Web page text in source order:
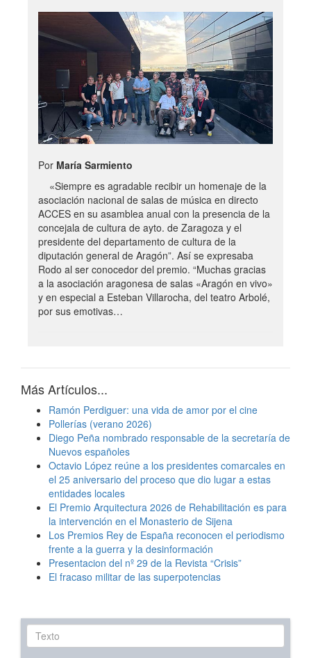
Por María Sarmiento
«Siempre es agradable recibir un homenaje de la
asociación nacional de salas de música en directo
ACCES en su asamblea anual con la presencia de la
concejala de cultura de ayto. de Zaragoza y el
presidente del departamento de cultura de la
diputación general de Aragón”. Así se expresaba
Rodo al ser conocedor del premio. “Muchas gracias
a la asociación aragonesa de salas «Aragón en vivo»
y en especial a Esteban Villarocha, del teatro Arbolé,
por sus emotivas…
Más Artículos...
Ramón Perdiguer: una vida de amor por el cine
Pollerías (verano 2026)
Diego Peña nombrado responsable de la secretaría de
Nuevos españoles
Octavio López reúne a los presidentes comarcales en
el 25 aniversario del proceso que dio lugar a estas
entidades locales
El Premio Arquitectura 2026 de Rehabilitación es para
la intervención en el Monasterio de Sijena
Los Premios Rey de España reconocen el periodismo
frente a la guerra y la desinformación
Presentacion del nº 29 de la Revista “Crisis”
El fracaso militar de las superpotencias
Texto